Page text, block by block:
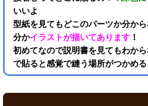
いいよ
型紙を見てもどこのパーツか分か
分かイラストが描いてあります ！
初めてなので説明書を見てもわか
で貼ると感覚で縫う場所がつかめる